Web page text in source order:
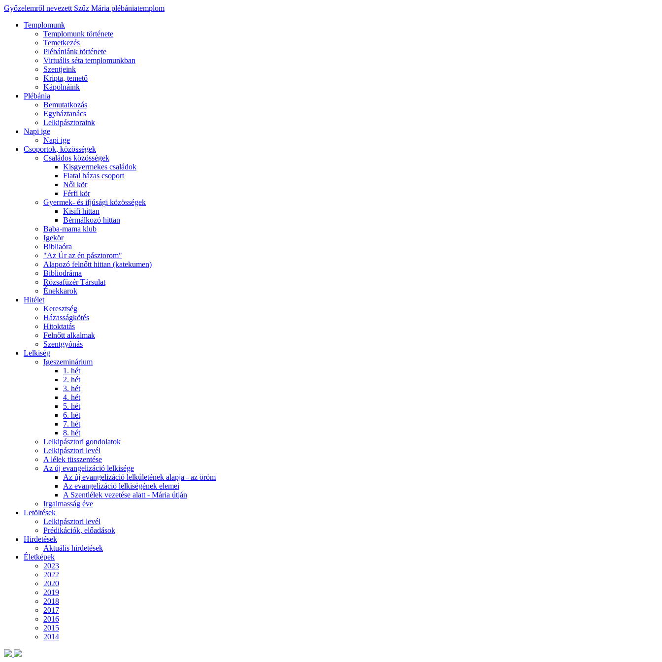
Győzelemről nevezett Szűz Mária plébániatemplom
Templomunk
Templomunk története
Temetkezés
Plébániánk története
Virtuális séta templomunkban
Szentjeink
Kripta, temető
Kápolnáink
Plébánia
Bemutatkozás
Egyháztanács
Lelkipásztoraink
Napi ige
Napi ige
Csoportok, közösségek
Családos közösségek
Kisgyermekes családok
Fiatal házas csoport
Női kör
Férfi kör
Gyermek- és ifjúsági közösségek
Kisifi hittan
Bérmálkozó hittan
Baba-mama klub
Igekör
Bibliaóra
"Az Úr az én pásztorom"
Alapozó felnőtt hittan (katekumen)
Bibliodráma
Rózsafüzér Társulat
Énekkarok
Hitélet
Keresztség
Házasságkötés
Hitoktatás
Felnőtt alkalmak
Szentgyónás
Lelkiség
Igeszeminárium
1. hét
2. hét
3. hét
4. hét
5. hét
6. hét
7. hét
8. hét
Lelkipásztori gondolatok
Lelkipásztori levél
A lélek tüsszentése
Az új evangelizáció lelkisége
Az új evangelizáció lelkületének alapja - az öröm
Az evangelizáció lelkiségének elemei
A Szentlélek vezetése alatt - Mária útján
Irgalmasság éve
Letöltések
Lelkipásztori levél
Prédikációk, előadások
Hirdetések
Aktuális hirdetések
Életképek
2023
2022
2020
2019
2018
2017
2016
2015
2014